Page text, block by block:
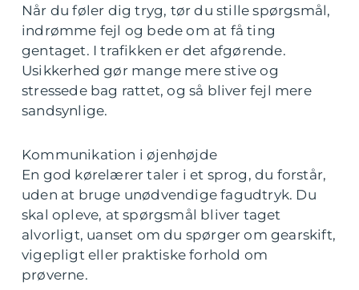
Når du føler dig tryg, tør du stille spørgsmål,
indrømme fejl og bede om at få ting
gentaget. I trafikken er det afgørende.
Usikkerhed gør mange mere stive og
stressede bag rattet, og så bliver fejl mere
sandsynlige.
Kommunikation i øjenhøjde
En god kørelærer taler i et sprog, du forstår,
uden at bruge unødvendige fagudtryk. Du
skal opleve, at spørgsmål bliver taget
alvorligt, uanset om du spørger om gearskift,
vigepligt eller praktiske forhold om
prøverne.